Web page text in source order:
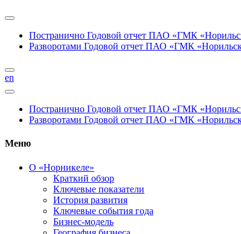
Постранично Годовой отчет ПАО «ГМК
Разворотами Годовой отчет ПАО «ГМК
en
Постранично Годовой отчет ПАО «ГМК
Разворотами Годовой отчет ПАО «ГМК
Меню
О «Норникеле»
Краткий обзор
Ключевые показатели
История развития
Ключевые события года
Бизнес-модель